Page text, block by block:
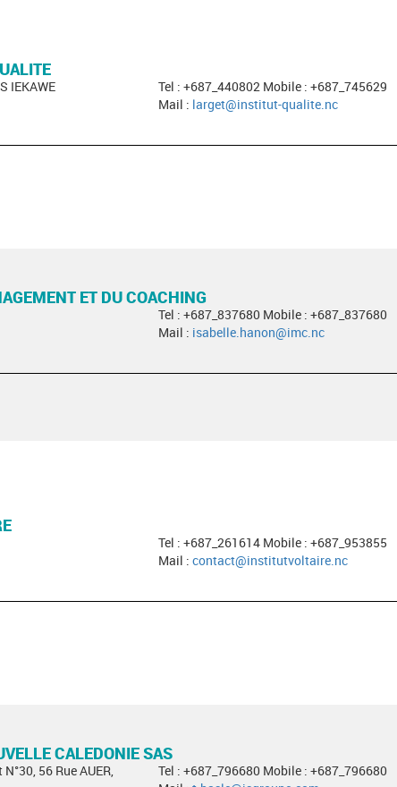
IEKAWE
Tel : +687_440802 Mobile : +687_745629
Mail : larget@institut-qualite.nc
ET DU COACHING
Tel : +687_837680 Mobile : +687_837680
Mail : isabelle.hanon@imc.nc
Tel : +687_261614 Mobile : +687_953855
Mail : contact@institutvoltaire.nc
CALEDONIE SAS
56 Rue AUER,
Tel : +687_796680 Mobile : +687_796680